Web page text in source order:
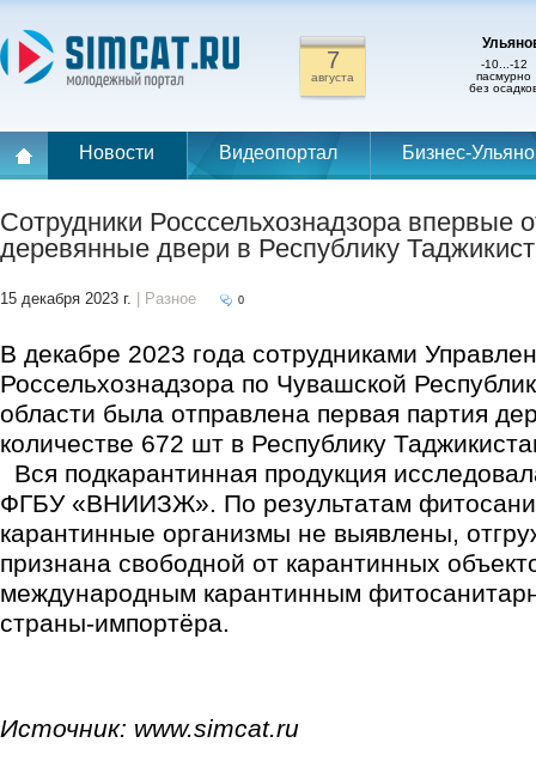
7
августа
-10...-12
пасмурно
без
Новости Видеопортал Бизнес-
Сотрудники Росссельхознадзора впервые
деревянные двери в Республику
15 декабря 2023 г. | Разное 0
В декабре 2023 года сотрудниками
Россельхознадзора по Чувашской
области была отправлена первая партия
количестве 672 шт в Республику
Вся подкарантинная продукция
ФГБУ «ВНИИЗЖ». По результатам
карантинные организмы не выявлены,
признана свободной от карантинных
международным карантинным
страны-импортёра.
Источник: www.simcat.ru